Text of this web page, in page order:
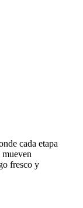
cada etapa
mueven
fresco y